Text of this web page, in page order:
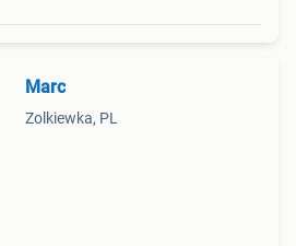
Marc
Zolkiewka, PL